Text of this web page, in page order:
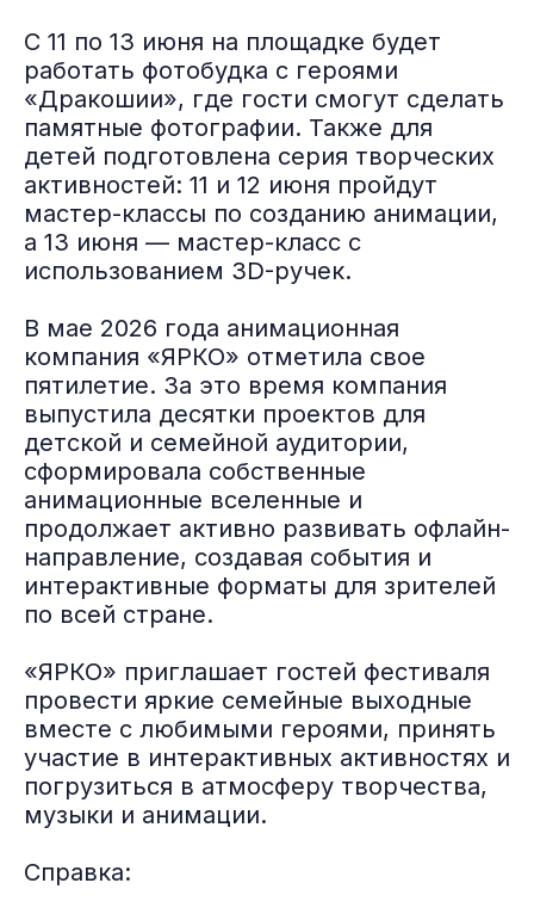
С 11 по 13 июня на площадке будет
работать фотобудка с героями
«Дракошии», где гости смогут сделать
памятные фотографии. Также для
детей подготовлена серия творческих
активностей: 11 и 12 июня пройдут
мастер-классы по созданию анимации,
а 13 июня — мастер-класс с
использованием 3D-ручек.
В мае 2026 года анимационная
компания «ЯРКО» отметила свое
пятилетие. За это время компания
выпустила десятки проектов для
детской и семейной аудитории,
сформировала собственные
анимационные вселенные и
продолжает активно развивать офлайн-
направление, создавая события и
интерактивные форматы для зрителей
по всей стране.
«ЯРКО» приглашает гостей фестиваля
провести яркие семейные выходные
вместе с любимыми героями, принять
участие в интерактивных активностях и
погрузиться в атмосферу творчества,
музыки и анимации.
Справка: